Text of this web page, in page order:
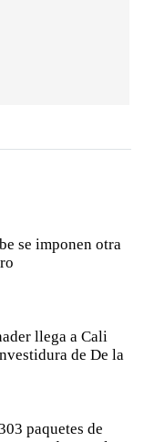
se imponen otra
llega a Cali
de De la
paquetes de